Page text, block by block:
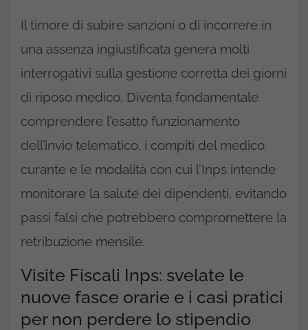
Il timore di subire sanzioni o di incorrere in
una assenza ingiustificata genera molti
interrogativi sulla gestione corretta dei giorni
di riposo medico. Diventa fondamentale
comprendere l’esatto funzionamento
dell’invio telematico, i compiti del medico
curante e le modalità con cui l’Inps intende
monitorare la salute dei dipendenti, evitando
passi falsi che potrebbero compromettere la
retribuzione mensile.
Visite Fiscali Inps: svelate le
nuove fasce orarie e i casi pratici
per non perdere lo stipendio